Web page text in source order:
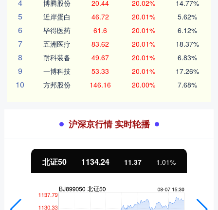
4 博腾股份 20.44 20.02% 14.77%
5 近岸蛋白 46.72 20.01% 5.62%
6 毕得医药 61.6 20.01% 6.12%
7 五洲医疗 83.62 20.01% 18.37%
8 耐科装备 49.67 20.01% 6.83%
9 一博科技 53.33 20.01% 17.26%
10 方邦股份 146.16 20.00% 7.68%
沪深京行情 实时轮播
北证50 1134.24 11.37 1.01%